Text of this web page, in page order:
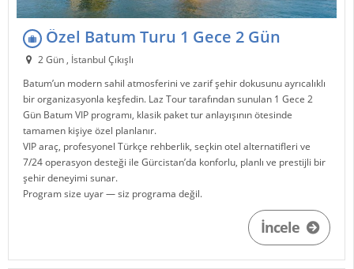
Özel Batum Turu 1 Gece 2 Gün
2 Gün , İstanbul Çıkışlı
Batum’un modern sahil atmosferini ve zarif şehir dokusunu ayrıcalıklı
bir organizasyonla keşfedin. Laz Tourtarafından sunulan 1 Gece 2
Gün Batum VIP programı, klasik paket tur anlayışının ötesinde
tamamen kişiye özel planlanır.
VIP araç, profesyonel Türkçe rehberlik, seçkin otel alternatifleri ve
7/24 operasyon desteği ileGürcistan’da konforlu, planlı ve prestijli bir
şehir deneyimi sunar.
Program size uyar — siz programa değil.
İncele